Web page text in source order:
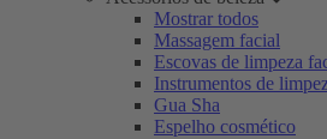
Mostrar todos
Massagem facial
Escovas de limpeza
Instrumentos de
Gua Sha
Espelho cosmético